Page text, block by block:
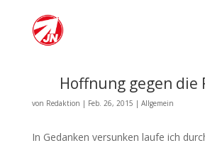
Hoffnung gegen die
von Redaktion | Feb. 26, 2015 | Allgemein
In Gedanken versunken laufe ich